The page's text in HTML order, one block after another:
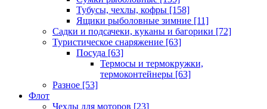
Тубусы, чехлы, кофры [158]
Ящики рыболовные зимние [11]
Садки и подсачеки, куканы и багорики [72]
Туристическое снаряжение [63]
Посуда [63]
Термосы и термокружки,
термоконтейнеры [63]
Разное [53]
Флот
Чехлы для моторов [23]